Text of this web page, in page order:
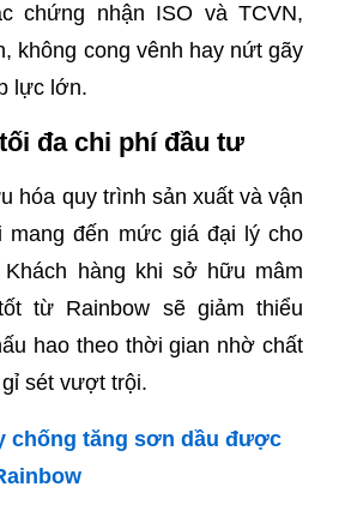
chứng nhận ISO và TCVN,
không cong vênh hay nứt gãy
lực lớn.
đa chi phí đầu tư
hóa quy trình sản xuất và vận
mang đến mức giá đại lý cho
hàng khi sở hữu mâm
từ Rainbow sẽ giảm thiểu
hao theo thời gian nhờ chất
gỉ sét vượt trội.
chống tăng sơn dầu được